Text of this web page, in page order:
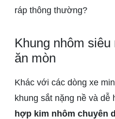
ráp thông thường?
Khung nhôm siêu
ăn mòn
Khác với các dòng xe
khung sắt nặng nề và dễ
hợp kim nhôm chuyên